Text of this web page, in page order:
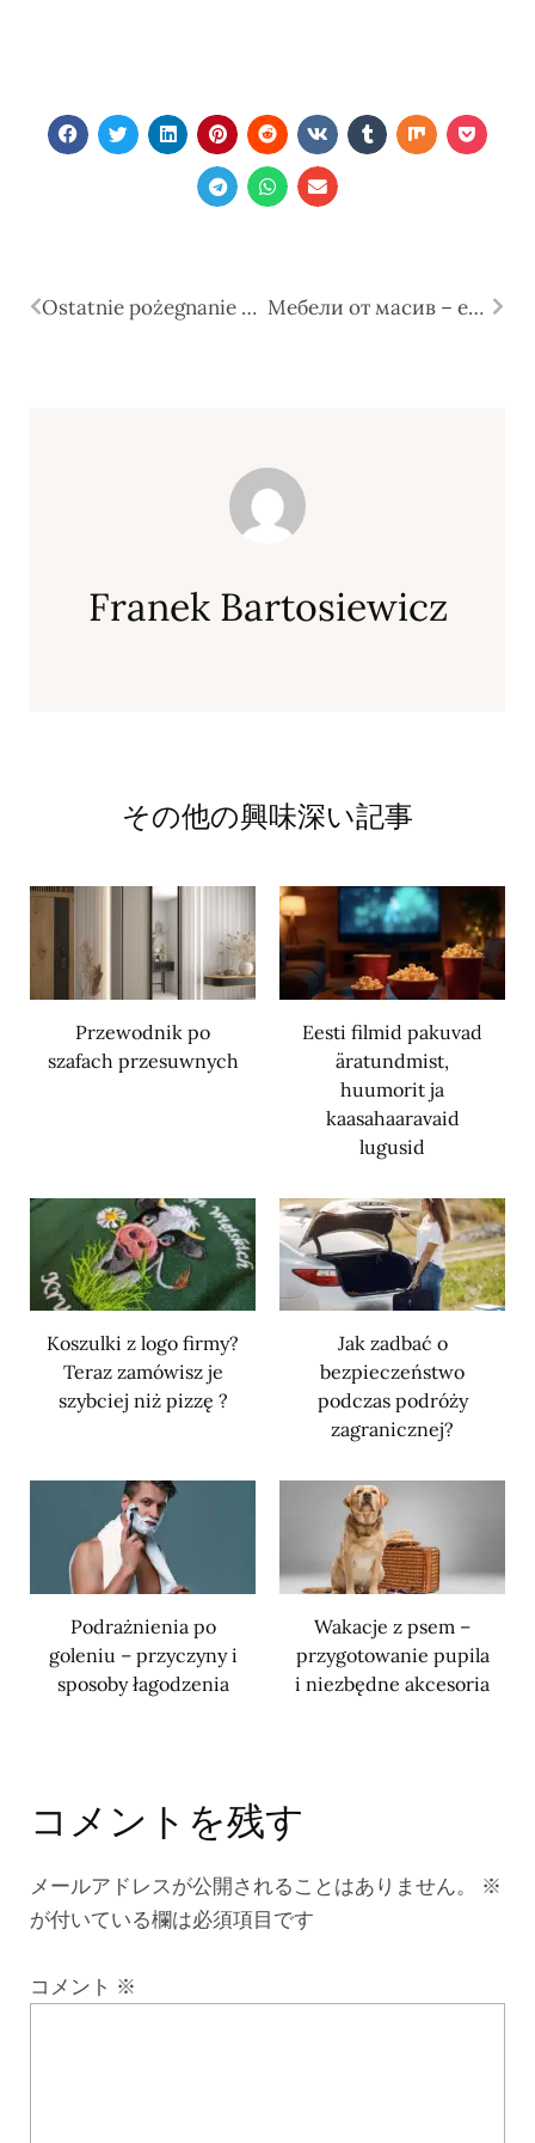
Ostatnie pożegnanie – znaczenie chwili rozstania Мебели от масив – естествена красота, здравина и дълготрайност за вашия дом
Franek Bartosiewicz
その他の興味深い記事
Przewodnik po
szafach przesuwnych
Eesti filmid pakuvad
äratundmist,
huumorit ja
kaasahaaravaid
lugusid
Koszulki z logo firmy?
Teraz zamówisz je
szybciej niż pizzę ?
Jak zadbać o
bezpieczeństwo
podczas podróży
zagranicznej?
Podrażnienia po
goleniu – przyczyny i
sposoby łagodzenia
Wakacje z psem –
przygotowanie pupila
i niezbędne akcesoria
コメントを残す
メールアドレスが公開されることはありません。
※
が付いている欄は必須項目です
コメント ※